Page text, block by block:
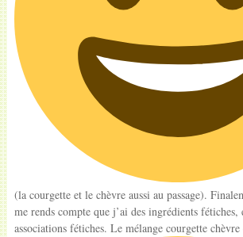
(la courgette et le chèvre aussi au passage).
me rends compte que j’ai des ingrédients fétiches,
associations fétiches. Le mélange courgette